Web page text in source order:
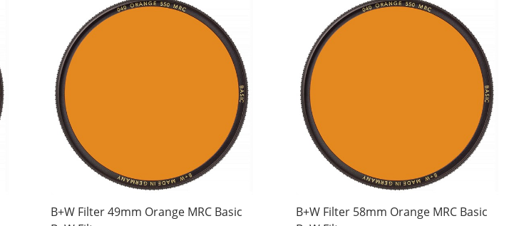
B+W Filter 49mm Orange MRC Basic
B+W Filter 58mm Orange MRC Basic